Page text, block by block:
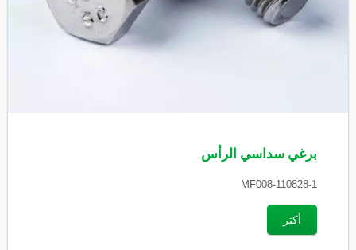
برغي سداسي الرأس
MF008-110828-1
أكثر